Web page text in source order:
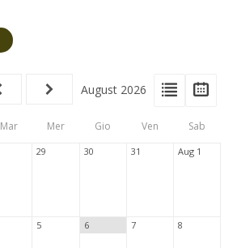
View
List
August 2026
Mar Mer Gio Ven Sab
29 30 31 Aug 1
5 6 7 8